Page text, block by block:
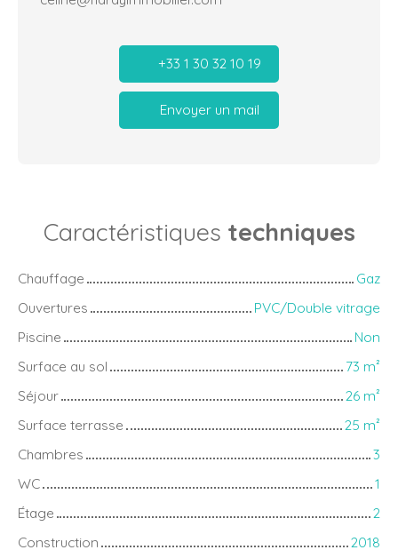
+33 1 30 32 10 19
Envoyer un mail
Caractéristiques techniques
Chauffage
Gaz
Ouvertures
PVC/Double vitrage
Piscine
Non
Surface au sol
73 m²
Séjour
26 m²
Surface terrasse
25 m²
Chambres
3
WC
1
Étage
2
Construction
2018